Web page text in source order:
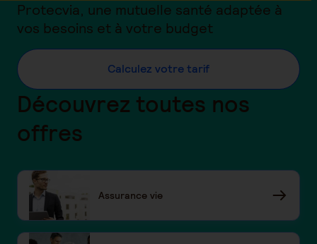
Protecvia, une mutuelle santé adaptée à
vos besoins et à votre budget
Calculez votre tarif
Découvrez toutes nos
offres
Assurance vie